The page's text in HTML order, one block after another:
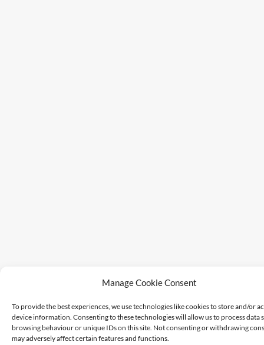
Manage Cookie Consent
To provide the best experiences, we use technologies like cookies to store and/or
device information. Consenting to these technologies will allow us to process data
browsing behaviour or unique IDs on this site. Not consenting or withdrawing
may adversely affect certain features and functions.